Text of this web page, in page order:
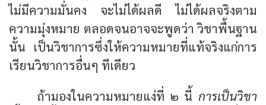
ไม่มีความมั่นคง จะไม่ได้ผลดี ไม่ได้ผลจริงตาม
ความมุ่งหมาย ตลอดจนอาจจะพูดว่า วิชาพื้นฐาน
นั้น เป็นวิชาการซึ่งให้ความหมายที่แท้จริงแก่การ
เรียนวิชาการอื่นๆ ทีเดียว
ถ้ามองในความหมายแง่ที่ ๒ นี้ การเป็นวิชา